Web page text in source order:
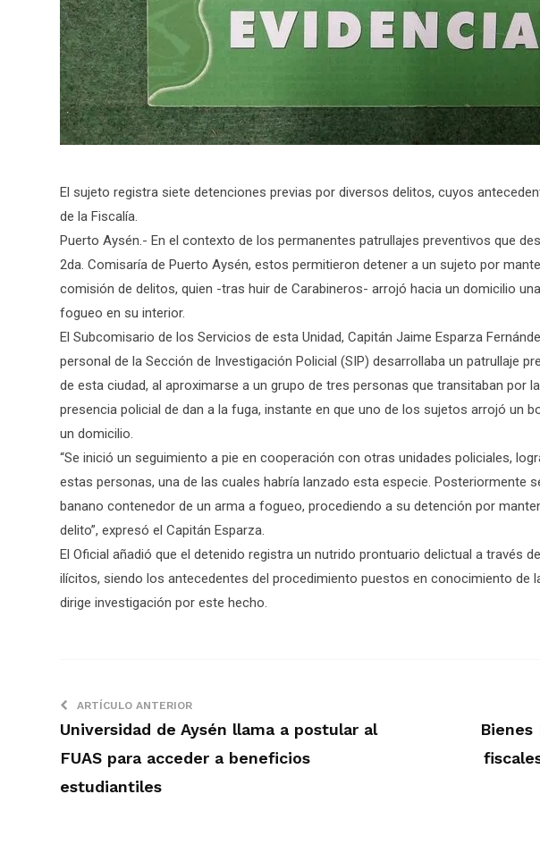
El sujeto registra siete detenciones previas por diversos delitos, cuyos
de la Fiscalía.
Puerto Aysén.- En el contexto de los permanentes patrullajes preventivos que
2da. Comisaría de Puerto Aysén, estos permitieron detener a un sujeto por
comisión de delitos, quien -tras huir de Carabineros- arrojó hacia un domicilio
fogueo en su interior.
El Subcomisario de los Servicios de esta Unidad, Capitán Jaime Esparza
personal de la Sección de Investigación Policial (SIP) desarrollaba un patrullaje
de esta ciudad, al aproximarse a un grupo de tres personas que transitaban por
presencia policial de dan a la fuga, instante en que uno de los sujetos arrojó un
un domicilio.
“Se inició un seguimiento a pie en cooperación con otras unidades policiales,
estas personas, una de las cuales habría lanzado esta especie. Posteriormente
banano contenedor de un arma a fogueo, procediendo a su detención por
delito”, expresó el Capitán Esparza.
El Oficial añadió que el detenido registra un nutrido prontuario delictual a través
ilícitos, siendo los antecedentes del procedimiento puestos en conocimiento de
dirige investigación por este hecho.
ARTÍCULO ANTERIOR
Universidad de Aysén llama a postular al
FUAS para acceder a beneficios
estudiantiles
Bienes